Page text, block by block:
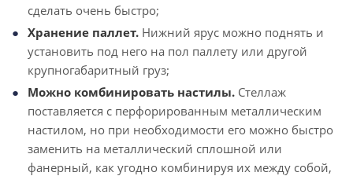
сделать очень быстро;
Хранение паллет. Нижний ярус можно поднять и
установить под него на пол паллету или другой
крупногабаритный груз;
Можно комбинировать настилы. Стеллаж
поставляется с перфорированным металлическим
настилом, но при необходимости его можно быстро
заменить на металлический сплошной или
фанерный, как угодно комбинируя их между собой,